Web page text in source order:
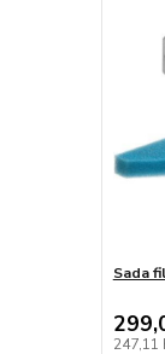
Sada
247,11